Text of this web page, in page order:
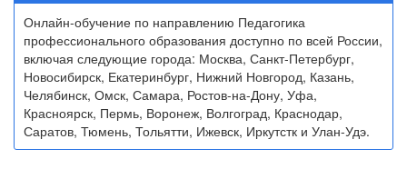
Онлайн-обучение по направлению Педагогика
профессионального образования доступно по всей России,
включая следующие города: Москва, Санкт-Петербург,
Новосибирск, Екатеринбург, Нижний Новгород, Казань,
Челябинск, Омск, Самара, Ростов-на-Дону, Уфа,
Красноярск, Пермь, Воронеж, Волгоград, Краснодар,
Саратов, Тюмень, Тольятти, Ижевск, Иркутстк и Улан-Удэ.